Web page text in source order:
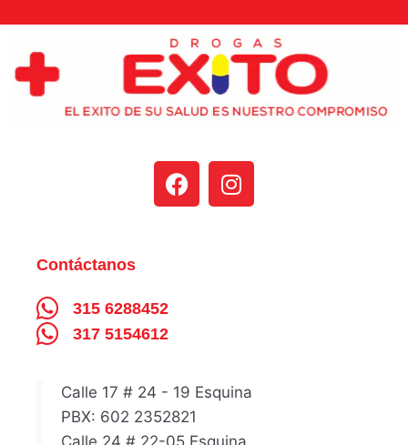
Contáctanos
315 6288452
317 5154612
Calle 17 # 24 - 19 Esquina
PBX: 602 2352821
Calle 24 # 22-05 Esquina